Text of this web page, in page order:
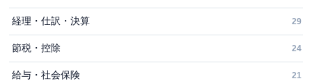
経理・仕訳・決算 29
節税・控除 24
給与・社会保険 21